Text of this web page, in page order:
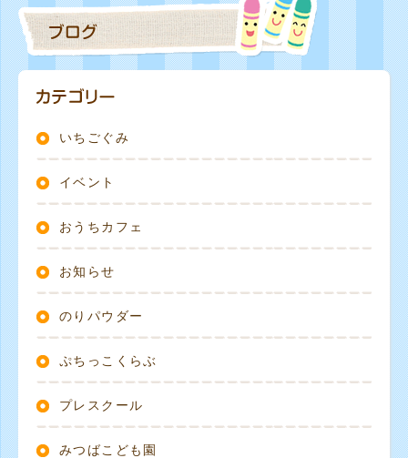
いちごぐみ
イベント
おうちカフェ
お知らせ
のりパウダー
ぷちっこくらぶ
プレスクール
みつばこども園